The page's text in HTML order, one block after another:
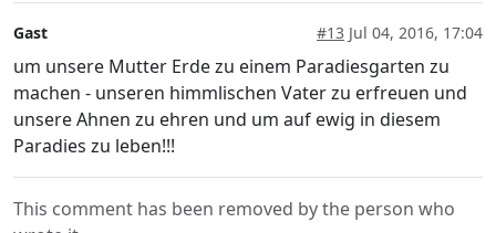
Gast #13 Jul 04, 2016, 17:04
um unsere Mutter Erde zu einem Paradiesgarten zu
machen - unseren himmlischen Vater zu erfreuen und
unsere Ahnen zu ehren und um auf ewig in diesem
Paradies zu leben!!!
This comment has been removed by the person who